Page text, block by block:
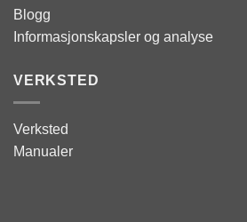
Blogg
Informasjonskapsler og analyse
VERKSTED
Verksted
Manualer